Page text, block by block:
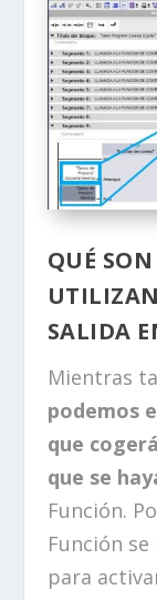
QUÉ
SALIDA
Mientras
podemos
que
que se
Función.
Función
para